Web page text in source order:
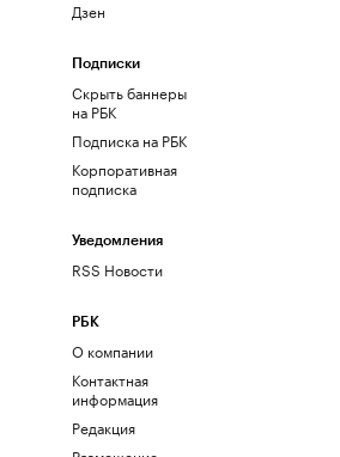
Дзен
Подписки
Скрыть баннеры
на РБК
Подписка на РБК
Корпоративная
подписка
Уведомления
RSS Новости
РБК
О компании
Контактная
информация
Редакция